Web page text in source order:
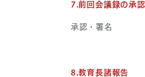
7.前回会議録の承認
承認・署名
8.教育長諸報告